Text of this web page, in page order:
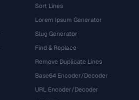
Sort Lines
Lorem Ipsum Generator
Slug Generator
Find & Replace
Remove Duplicate Lines
Base64 Encoder/Decoder
URL Encoder/Decoder